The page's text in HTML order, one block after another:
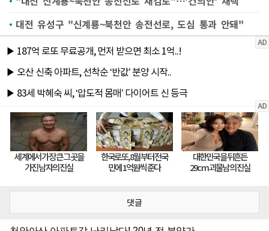
대전 유성구 "신계룡~북천안 송전선로, 도심 통과 안돼"
댓글